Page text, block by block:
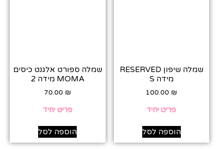
שמלה שיפון RESERVED
מידה S
100.00 ₪
פריט יחיד
הוספה לסל
שמלה ספורט אלגנט כיסים
MOMA מידה 2
70.00 ₪
פריט יחיד
הוספה לסל